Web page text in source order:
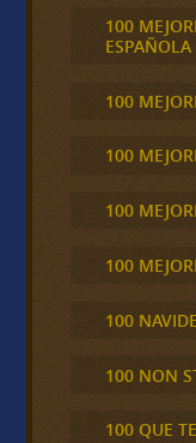
100
ESPAÑOLA
100
100
100
100
100
100 NON
100 QUE